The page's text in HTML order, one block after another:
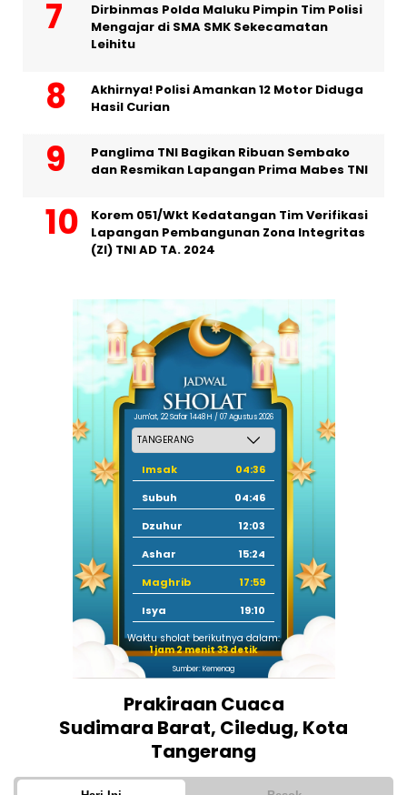
Dirbinmas Polda Maluku Pimpin Tim Polisi
Mengajar di SMA SMK Sekecamatan
Leihitu
Akhirnya! Polisi Amankan 12 Motor Diduga
Hasil Curian
Panglima TNI Bagikan Ribuan Sembako
dan Resmikan Lapangan Prima Mabes TNI
Korem 051/Wkt Kedatangan Tim Verifikasi
Lapangan Pembangunan Zona Integritas
(ZI) TNI AD TA. 2024
Jum'at, 22 Safar 1448 H / 07 Agustus 2026
Imsak
04:36
Subuh
04:46
Dzuhur
12:03
Ashar
15:24
Maghrib
17:59
Isya
19:10
Waktu sholat berikutnya dalam:
1 jam 2 menit 32 detik
Sumber: Kemenag
Prakiraan Cuaca
Sudimara Barat, Ciledug, Kota
Tangerang